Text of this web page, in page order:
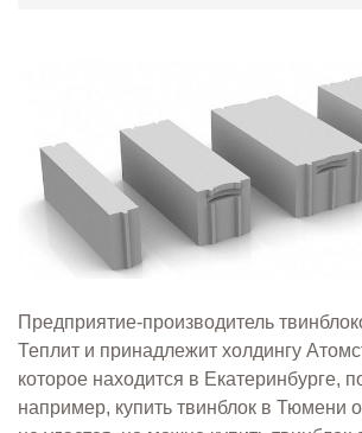
Предприятие-производитель
Теплит и принадлежит холдингу
которое находится в Екатеринбурге,
например, купить твинблок в Тюмени